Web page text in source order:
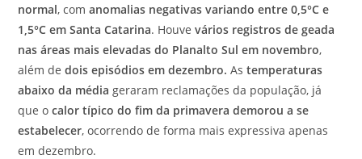
normal, comanomalias negativas variando entre 0,5°C e
1,5°C em Santa Catarina. Houvevários registros de geada
nas áreas mais elevadas do Planalto Sul em novembro,
além dedois episódios em dezembro.Astemperaturas
abaixo da média geraram reclamações da população, já
que ocalor típico do fim da primavera demorou a se
estabelecer, ocorrendo de forma mais expressiva apenas
em dezembro.